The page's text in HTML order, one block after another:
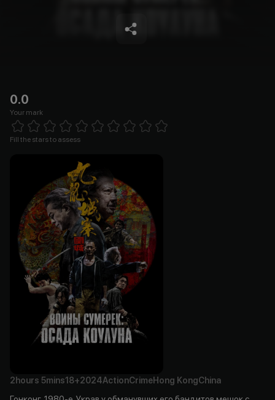
0.0
Your mark
1 Star 2 Stars 3 Stars
Fill the stars to assess
2hours 5mins18+2024ActionCrimeHong KongChina